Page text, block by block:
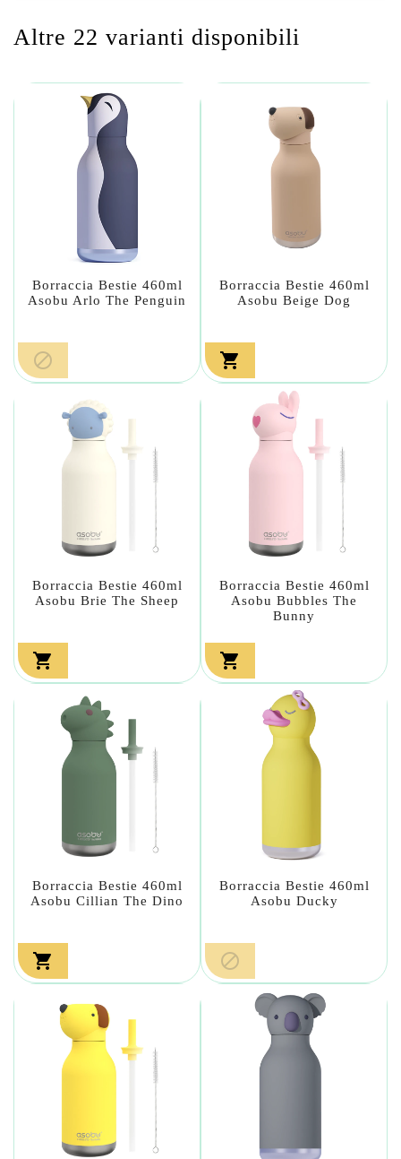
Altre 22 varianti disponibili
Borraccia Bestie 460ml
Asobu Arlo The Penguin

Borraccia Bestie 460ml
Asobu Beige Dog

Borraccia Bestie 460ml
Asobu Brie The Sheep

Borraccia Bestie 460ml
Asobu Bubbles The
Bunny

Borraccia Bestie 460ml
Asobu Cillian The Dino

Borraccia Bestie 460ml
Asobu Ducky
